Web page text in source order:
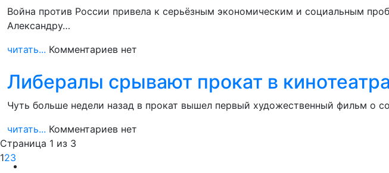
Война против России привела к серьёзным экономическим и социальным
Александру…
читать... Комментариев нет
Либералы срывают прокат в
Чуть больше недели назад в прокат вышел первый художественный фильм о
читать... Комментариев нет
Страница 1 из 3
123